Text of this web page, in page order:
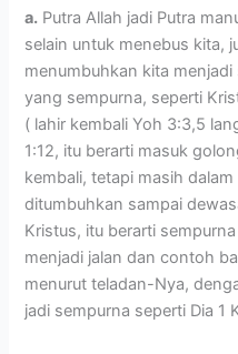
a. Putra Allah jadi Putra
selain untuk menebus kita,
menumbuhkan kita menjadi
yang sempurna, seperti
( lahir kembali Yoh 3:3,5
1:12, itu berarti masuk
kembali, tetapi masih
ditumbuhkan sampai
Kristus, itu berarti
menjadi jalan dan contoh
menurut teladan-Nya,
jadi sempurna seperti Dia 1